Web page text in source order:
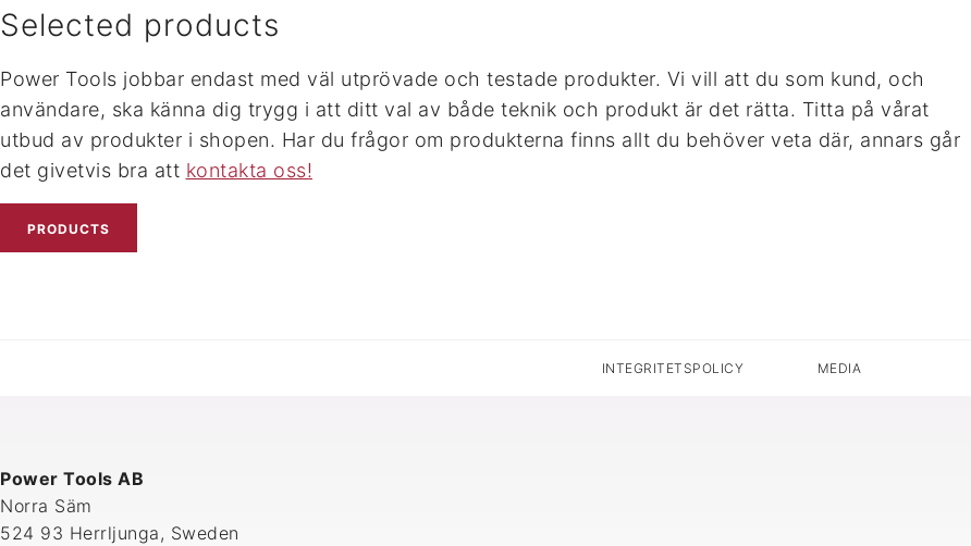
Selected products
Power Tools jobbar endast med väl utprövade och testade produkter. Vi vill att du som kund, och
användare, ska känna dig trygg i att ditt val av både teknik och produkt är det rätta. Titta på vårat
utbud av produkter i shopen. Har du frågor om produkterna finns allt du behöver veta där, annars går
det givetvis bra att kontakta oss!
PRODUCTS
INTEGRITETSPOLICY
MEDIA
Power Tools AB
Norra Säm
524 93 Herrljunga, Sweden